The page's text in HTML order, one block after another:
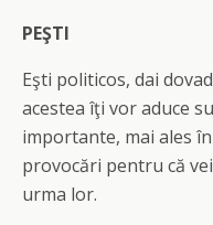
PEŞTI
Eşti politicos, dai
acestea îţi vor aduce
importante, mai ales
provocări pentru că
urma lor.